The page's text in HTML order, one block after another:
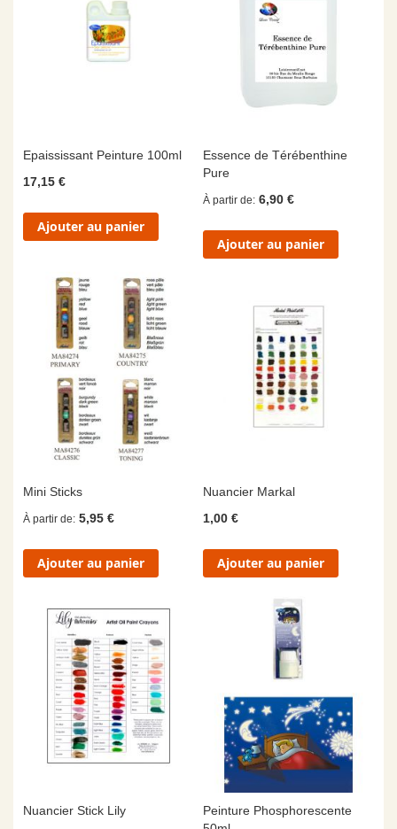
Epaississant Peinture 100ml
17,15 €
Ajouter au panier
Essence de Térébenthine
Pure
À partir de 6,90 €
Ajouter au panier
Mini Sticks
À partir de 5,95 €
Ajouter au panier
Nuancier Markal
1,00 €
Ajouter au panier
Nuancier Stick Lily
Peinture Phosphorescente